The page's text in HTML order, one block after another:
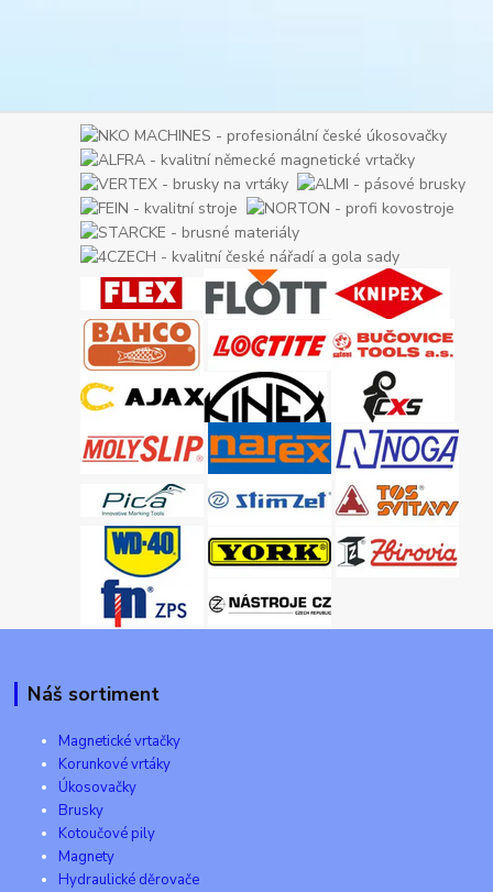
Náš sortiment
Magnetické vrtačky
Korunkové vrtáky
Úkosovačky
Brusky
Kotoučové pily
Magnety
Hydraulické děrovače